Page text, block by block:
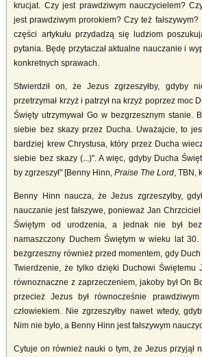
krucjat. Czy jest prawdziwym nauczycielem?
jest prawdziwym prorokiem? Czy też
części artykułu przydadzą się ludziom
pytania. Będę przytaczał aktualne nauczanie i
konkretnych sprawach.
Stwierdził on, że Jezus zgrzeszyłby, gdyby
przetrzymał krzyż i patrzył na krzyż poprzez moc
Święty utrzymywał Go w bezgrzesznym stanie.
siebie bez skazy przez Ducha. Uważajcie, to
bardziej krew Chrystusa, który przez Ducha
siebie bez skazy (...)". A więc, gdyby Ducha
by zgrzeszył" [Benny Hinn,Praise The Lord, TBN,
Benny Hinn naucza, że Jezus zgrzeszyłby,
nauczanie jest fałszywe, ponieważ Jan Chrzciciel
Świętym od urodzenia, a jednak nie był
namaszczony Duchem Świętym w wieku lat 30.
bezgrzeszny również przed momentem, gdy
Twierdzenie, że tylko dzięki Duchowi Świętemu
równoznaczne z zaprzeczeniem, jakoby był On
przecież Jezus był równocześnie
człowiekiem. Nie zgrzeszyłby nawet wtedy,
Nim nie było, a Benny Hinn jest fałszywym
Cytuje on również nauki o tym, że Jezus przyjął